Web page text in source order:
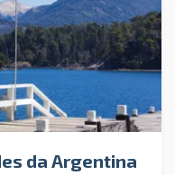
da Argentina